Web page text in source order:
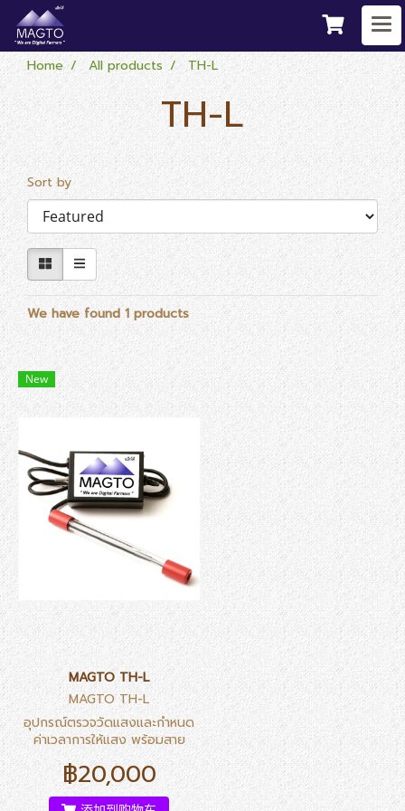
Home All products TH-L
TH-L
Sort by
We have found 1 products
New
MAGTO TH-L
MAGTO TH-L
อุปกรณ์ตรวจวัดแสงและกำหนด
ค่าเวลาการให้แสง พร้อมสาย
เซนเซอร์ยาว 20 เมตร สามารถ
ใช้งานร่วมกับ MAGTO RS-1
สำหรับการควบคุมการเปิดปิด
฿20,000